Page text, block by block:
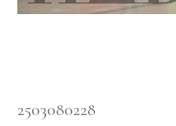
2503080228